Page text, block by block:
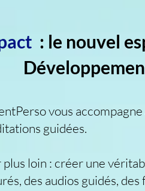
: le nouvel
vous accompagne
guidées.
loin : créer une
des audios guidés,